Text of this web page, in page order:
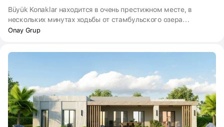
Büyük Konaklar находится в очень престижном месте, в
нескольких минутах ходьбы от стамбульского озера
Büyükçekmece.
Onay Grup